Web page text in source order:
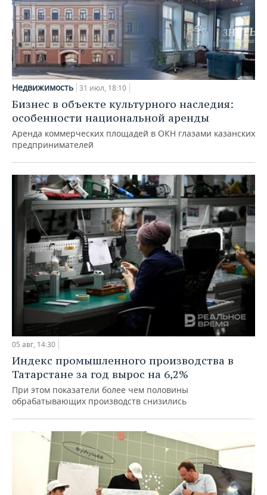
Недвижимость 31 июл, 18:10
Бизнес в объекте культурного наследия:
особенности национальной аренды
Аренда коммерческих площадей в ОКН глазами казанских
предпринимателей
05 авг, 14:30
Индекс промышленного производства в
Татарстане за год вырос на 6,2%
При этом показатели более чем половины
обрабатывающих производств снизились